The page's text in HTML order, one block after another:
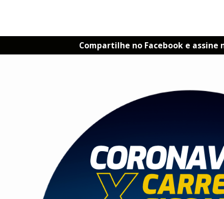
Compartilhe no Facebook e assine